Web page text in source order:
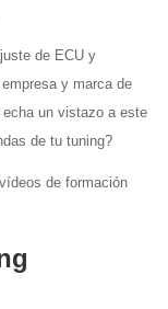
de ECU y
y marca de
un vistazo a este
de tu tuning?
de formación